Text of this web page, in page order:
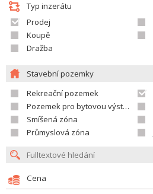
Typ inzerátu
Prodej
Koupě
Dražba
Stavební pozemky
Rekreační pozemek
Pozemek pro bytovou výstavbu
Smíšená zóna
Průmyslová zóna
Cena